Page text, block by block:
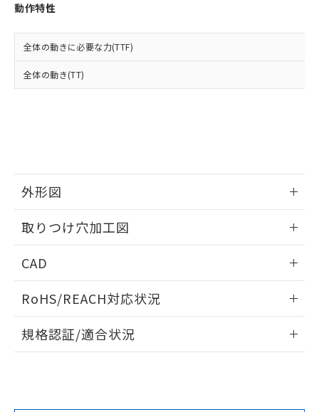
動作特性
全体の動きに必要な力(TTF)
全体の動き(TT)
外形図
取りつけ穴加工図
CAD
ドすることができます。
ログイン/会員登録
ダウンロードデータをご利用いただく前に、以下を必ずお読
RoHS/REACH対応状況
EU RoHS 注意事項・凡例
規格認証/適合状況
および当社の共同利用者が、当社の製
品・サービスに関するお客様との取
をご了承ください。
※当社の共同利用者とは、"個人情報
下記の非含有証明書をダウンロードするこ
とができます。
EU RoHS指令（10物質）の非含有証明書
物質の対応では、対応完了までの期間は出
荷製品に未対応品が混在することから備考
既に当社にて対応品への在庫切替を完了
していることから、特段のことがない限
り、2022年1月12日より割愛しておりま